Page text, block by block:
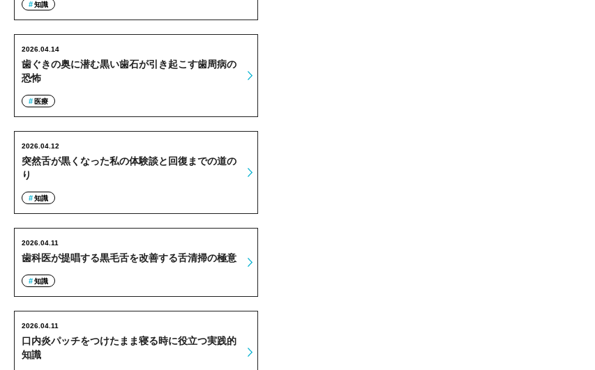
知識
歯ぐきの奥に潜む黒い歯石が引き起こす歯周病の
恐怖
2026.04.14
医療
突然舌が黒くなった私の体験談と回復までの道の
り
2026.04.12
知識
歯科医が提唱する黒毛舌を改善する舌清掃の極意
2026.04.11
知識
口内炎パッチをつけたまま寝る時に役立つ実践的
知識
2026.04.11